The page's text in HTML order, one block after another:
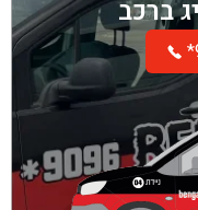
ברכב